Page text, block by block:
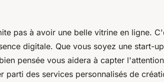
pas à avoir une belle vitrine en ligne.
digitale. Que vous soyez une start-
pensée vous aidera à capter
des services personnalisés de